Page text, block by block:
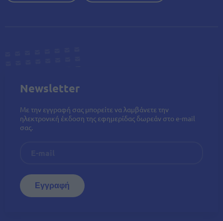
Newsletter
Με την εγγραφή σας μπορείτε να λαμβάνετε την
ηλεκτρονική έκδοση της εφημερίδας δωρεάν στο e-mail
σας.